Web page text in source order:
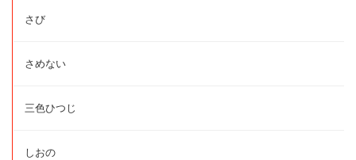
さび
さめない
三色ひつじ
しおの